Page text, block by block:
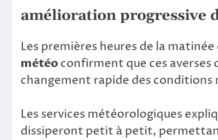
amélioration progressive
Les premières heures de la
météoconfirment que ces averses
changement rapide des
Les services météorologiques
dissiperont petit à petit,